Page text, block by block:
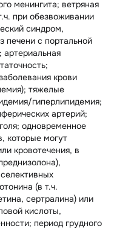
менингита; ветряная
при обезвоживании
синдром,
печени с портальной
артериальная
крови
тяжелые
гиперлипидемия;
артерий;
одновременное
которые могут
кровотечения, в
(в т.ч.
сертралина) или
кислоты,
период грудного